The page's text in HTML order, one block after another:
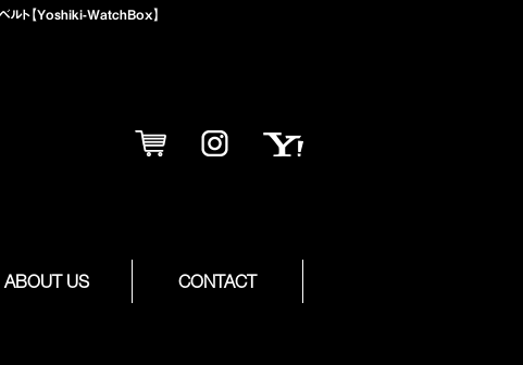
ルト【Yoshiki-WatchBox】
ABOUT US CONTACT